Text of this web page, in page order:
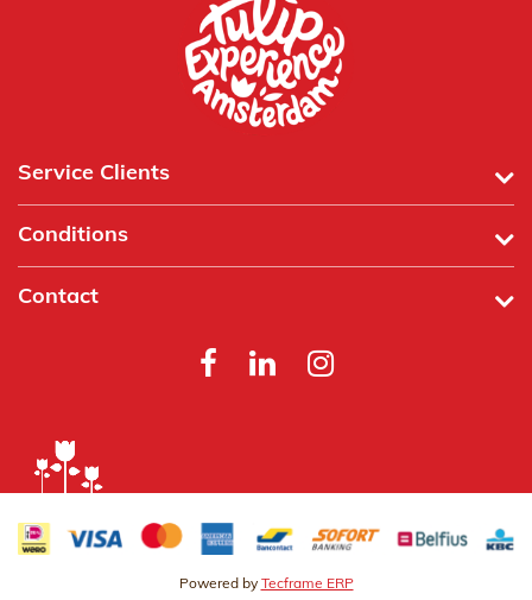
Service Clients
Conditions
Contact
Powered by Tecframe ERP